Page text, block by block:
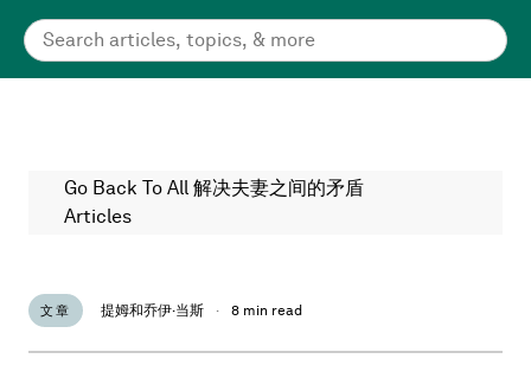
Go Back To All 解决夫妻之间的矛盾
Articles
文章 提姆和乔伊·当斯 · 8 min read